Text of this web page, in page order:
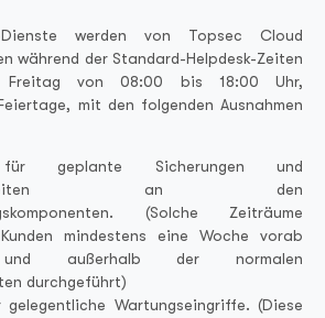
Dienste werden von Topsec Cloud
während der Standard-Helpdesk-Zeiten
von 08:00 bis 18:00 Uhr,
mit den folgenden Ausnahmen
für geplante Sicherungen und
an den
(Solche Zeiträume
mindestens eine Woche vorab
außerhalb der normalen
durchgeführt)
Wartungseingriffe. (Diese